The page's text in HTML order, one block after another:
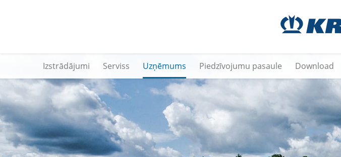
Izstrādājumi Serviss Uzņēmums Piedzīvojumu pasaule Download